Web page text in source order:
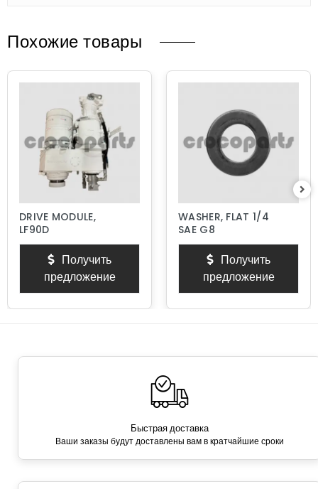
Похожие товары
DRIVE MODULE,
LF90D
Получить
предложение
WASHER, FLAT 1/4
SAE G8
Получить
предложение
Быстрая доставка
Ваши заказы будут доставлены вам в кратчайшие сроки